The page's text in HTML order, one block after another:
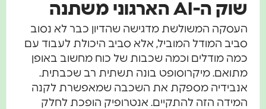
שוק ה-AI הארגוני משתנה
העסקה המשולשת מדגישה שהדיון כבר לא נסוב
סביב המודל המוביל, אלא סביב היכולת לעבוד עם
כמה מודלים וכמה שכבות של כוח מחשוב באופן
מתואם. מיקרוסופט בונה תשתית רב שכבתית.
אנבידיה מספקת את השכבה שמאפשרת לקנה
המידה הזה להתקיים. אנטרופיק הופכת לחלק